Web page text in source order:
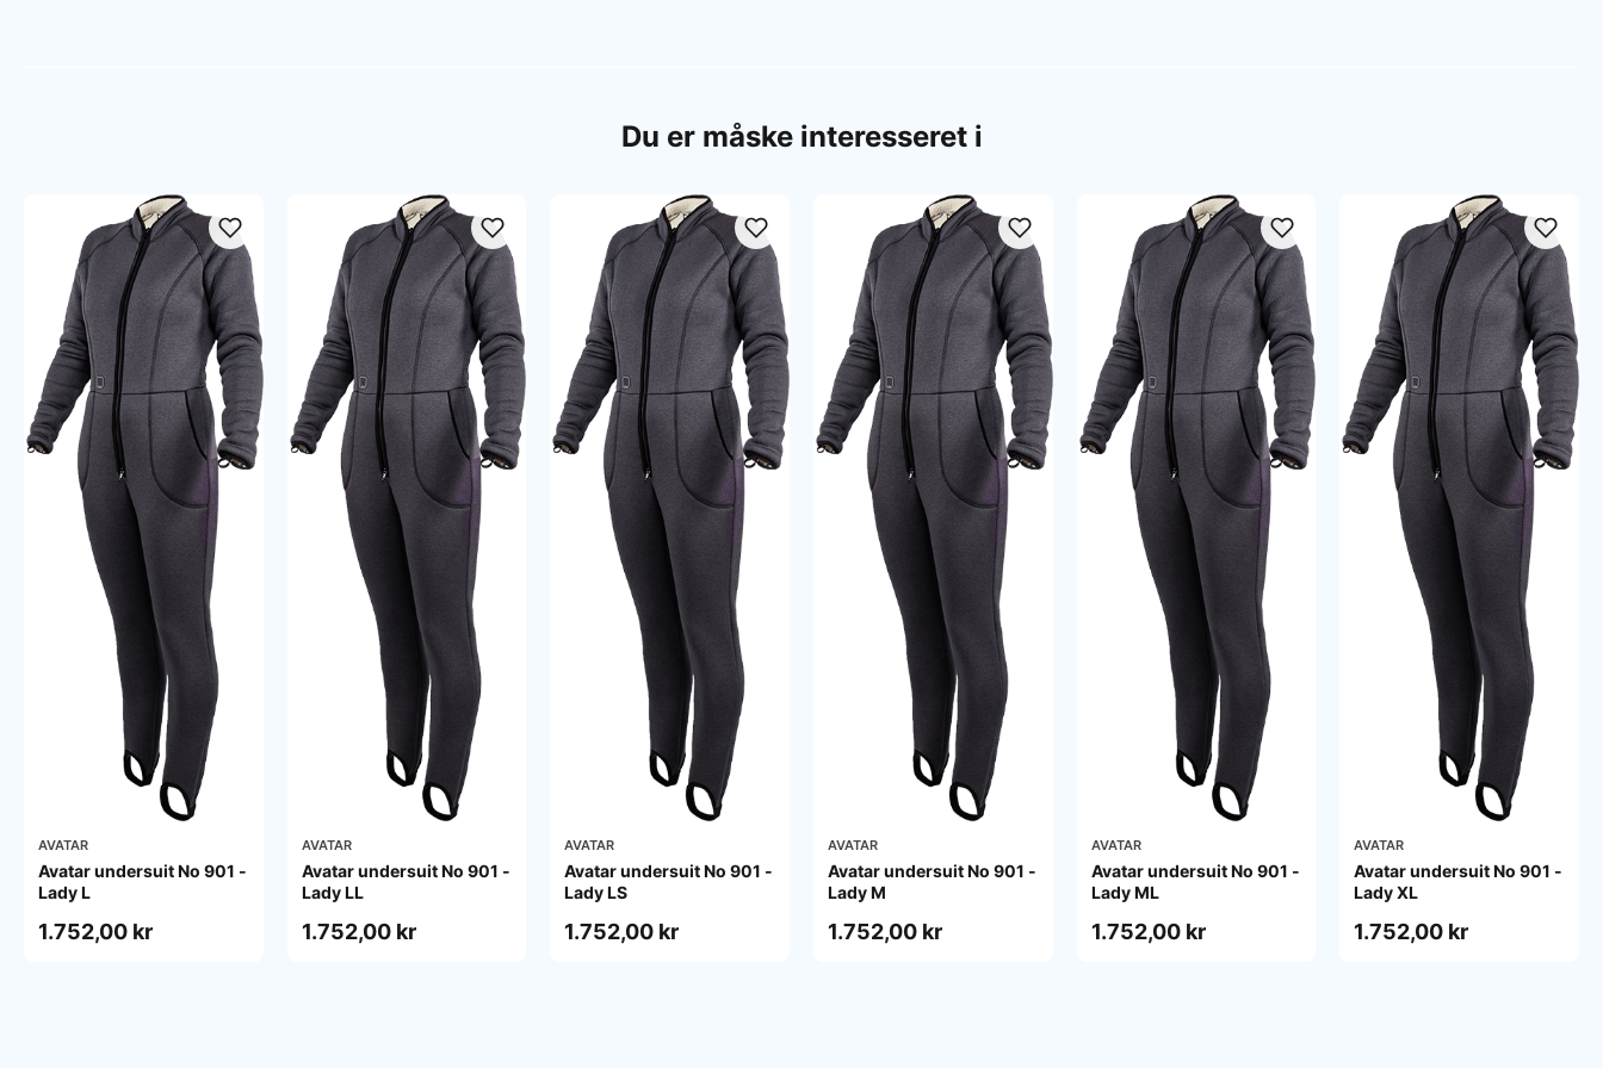
Du er måske interesseret i
AVATAR
Avatar undersuit No 901 -
Lady L
1.752,00 kr
AVATAR
Avatar undersuit No 901 -
Lady LL
1.752,00 kr
AVATAR
Avatar undersuit No 901 -
Lady LS
1.752,00 kr
AVATAR
Avatar undersuit No 901 -
Lady M
1.752,00 kr
AVATAR
Avatar undersuit No 901 -
Lady ML
1.752,00 kr
AVATAR
Avatar undersuit No 901 -
Lady XL
1.752,00 kr